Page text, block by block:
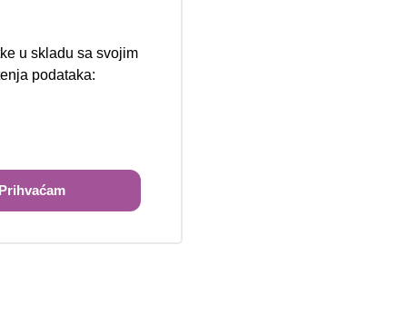
u skladu sa svojim
podataka: